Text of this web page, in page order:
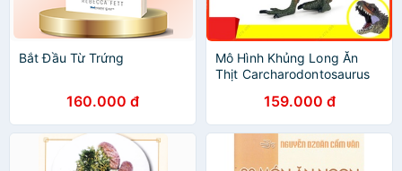
Bắt Đầu Từ Trứng
160.000 đ
Mô Hình Khủng Long Ăn
Thịt Carcharodontosaurus
159.000 đ